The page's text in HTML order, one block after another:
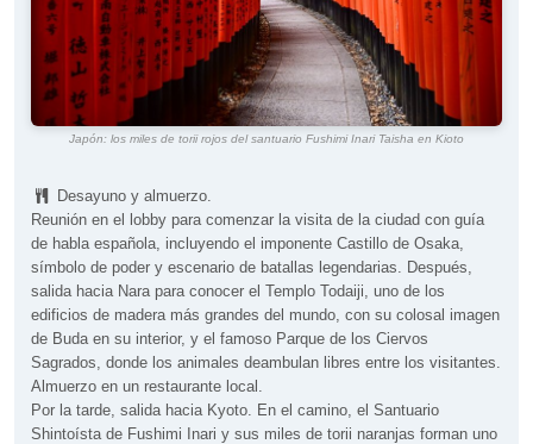
Japón: los miles de torii rojos del santuario Fushimi Inari Taisha en Kioto
Desayuno y almuerzo.
Reunión en el lobby para comenzar la visita de la ciudad con guía
de habla española, incluyendo el imponente Castillo de Osaka,
símbolo de poder y escenario de batallas legendarias. Después,
salida hacia Nara para conocer el Templo Todaiji, uno de los
edificios de madera más grandes del mundo, con su colosal imagen
de Buda en su interior, y el famoso Parque de los Ciervos
Sagrados, donde los animales deambulan libres entre los visitantes.
Almuerzo en un restaurante local.
Por la tarde, salida hacia Kyoto. En el camino, el Santuario
Shintoísta de Fushimi Inari y sus miles de torii naranjas forman uno